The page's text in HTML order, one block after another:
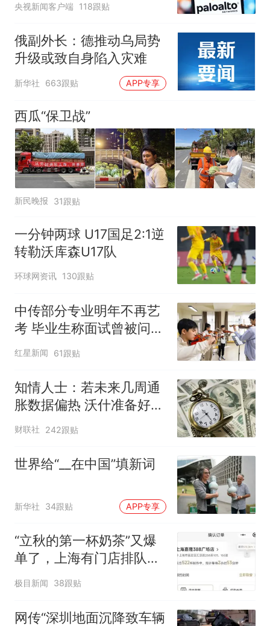
央视新闻客户端 118跟贴
俄副外长：德推动乌局势
升级或致自身陷入灾难
新华社 663跟贴 APP专享
西瓜“保卫战”
新民晚报 31跟贴
一分钟两球 U17国足2:1逆
转勒沃库森U17队
环球网资讯 130跟贴
中传部分专业明年不再艺
考 毕业生称面试曾被问
“如何策划晚会” 专家：遏
制“艺考捷径化”
红星新闻 61跟贴
知情人士：若未来几周通
胀数据偏热 沃什准备好加
息
财联社 242跟贴
世界给“__在中国”填新词
新华社 34跟贴 APP专享
“立秋的第一杯奶茶”又爆
单了，上海有门店排队超
500杯，店员：今天奶茶
时
极目新闻 38跟贴
网传“深圳地面沉降致车辆